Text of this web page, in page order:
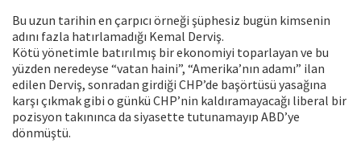
Bu uzun tarihin en çarpıcı örneği şüphesiz bugün kimsenin
adını fazla hatırlamadığı Kemal Derviş.
Kötü yönetimle batırılmış bir ekonomiyi toparlayan ve bu
yüzden neredeyse “vatan haini”, “Amerika’nın adamı” ilan
edilen Derviş, sonradan girdiği CHP’de başörtüsü yasağına
karşı çıkmak gibi o günkü CHP’nin kaldıramayacağı liberal bir
pozisyon takınınca da siyasette tutunamayıp ABD’ye
dönmüştü.